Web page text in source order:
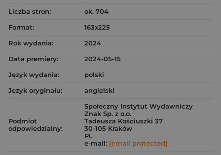
Liczba stron:
ok. 704
Format:
163x225
Rok wydania:
2024
Data premiery:
2024-05-15
Język wydania:
polski
Język oryginału:
angielski
Podmiot
odpowiedzialny:
Społeczny Instytut Wydawniczy
Znak Sp. z o.o.
Tadeusza Kościuszki 37
30-105 Kraków
PL
e-mail: [email protected]